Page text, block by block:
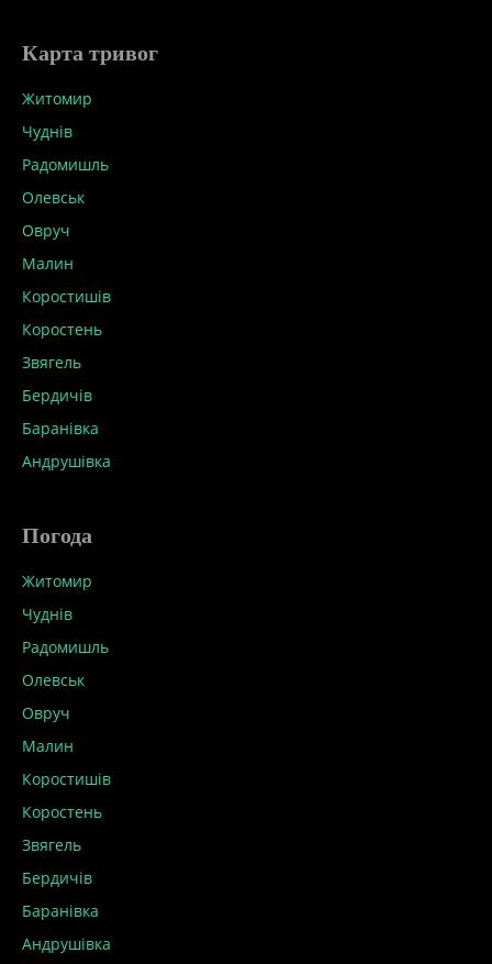
Карта тривог
Житомир
Чуднів
Радомишль
Олевськ
Овруч
Малин
Коростишів
Коростень
Звягель
Бердичів
Баранівка
Андрушівка
Погода
Житомир
Чуднів
Радомишль
Олевськ
Овруч
Малин
Коростишів
Коростень
Звягель
Бердичів
Баранівка
Андрушівка